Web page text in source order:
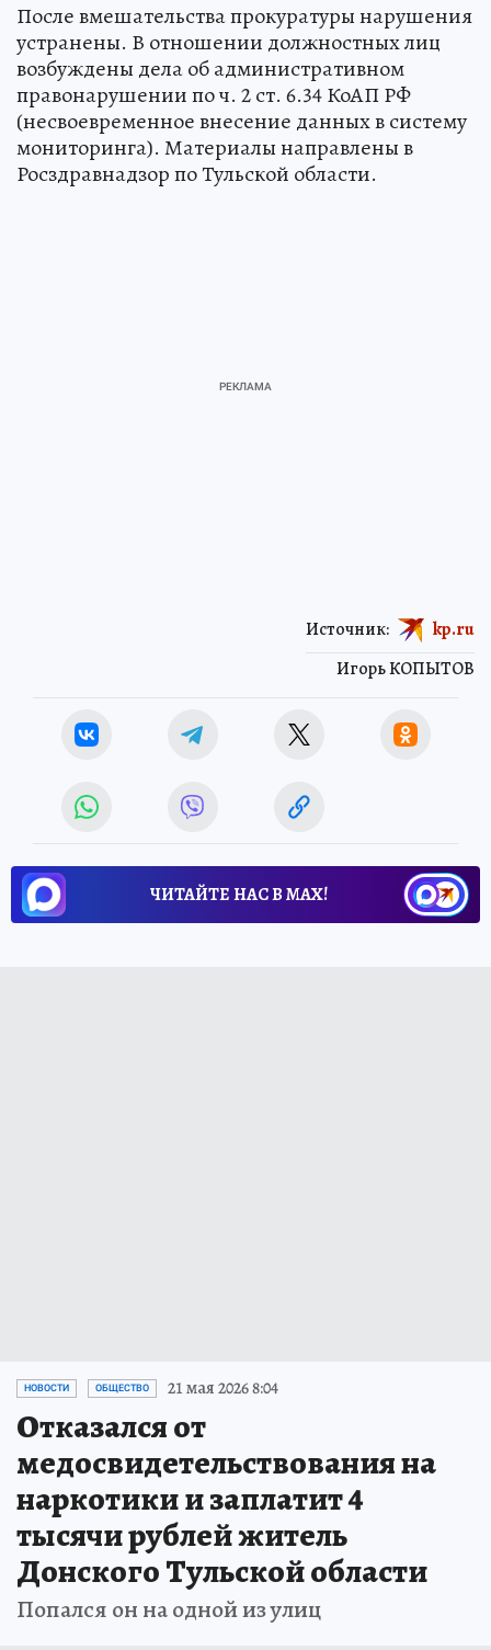
После вмешательства прокуратуры нарушения
устранены. В отношении должностных лиц
возбуждены дела об административном
правонарушении по ч. 2 ст. 6.34 КоАП РФ
(несвоевременное внесение данных в систему
мониторинга). Материалы направлены в
Росздравнадзор по Тульской области.
Игорь КОПЫТОВ
Источник: kp.ru
ЧИТАЙТЕ НАС В МАХ!
НОВОСТИ ОБЩЕСТВО 21 мая 2026 8:04
Отказался от
медосвидетельствования на
наркотики и заплатит 4
тысячи рублей житель
Донского Тульской области
Попался он на одной из улиц